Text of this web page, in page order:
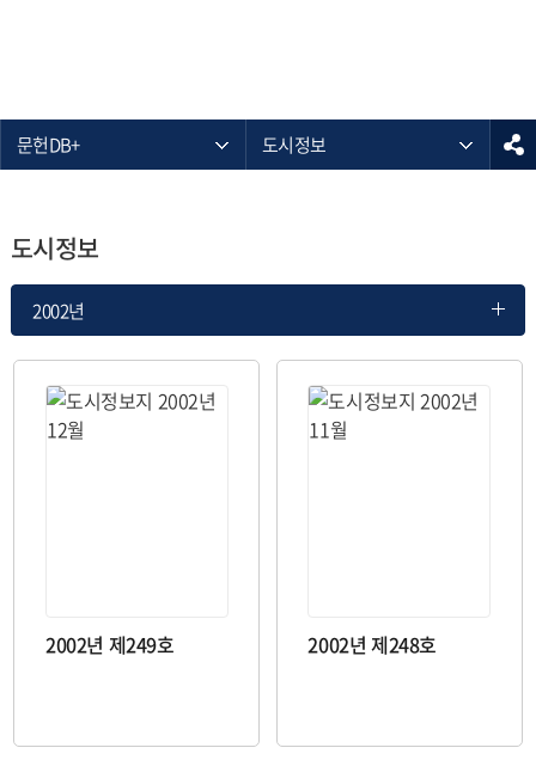
문헌DB+ 도시정보
도시정보
2002년
2002년 제249호 2002년 제248호